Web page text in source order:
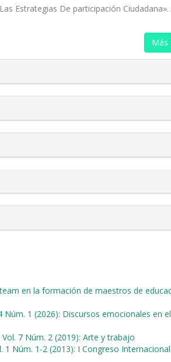
Estrategias De participación Ciudadana».
Más
en la formación de maestros de
Núm. 1 (2026): Discursos emocionales en
Vol. 7 Núm. 2 (2019): Arte y trabajo
1 Núm. 1-2 (2013): I Congreso